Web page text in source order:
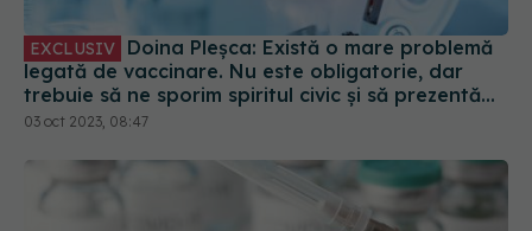
legată de vaccinare. Nu este obligatorie, dar
trebuie să ne sporim spiritul civic și să prezentăm
corect minusurile și plusurile fiecărui vaccin
03 oct 2023, 08:47